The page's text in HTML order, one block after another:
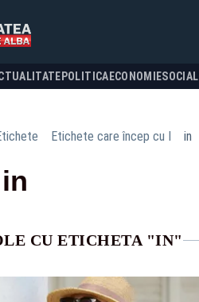
POLITICA ECONOMIESOCIAL
Etichete care încep cu I in
CU ETICHETA "IN"